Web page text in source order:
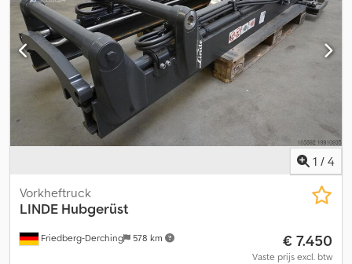
1 / 4
Friedberg-Derching 578 km
Vorkheftruck
LINDE Hubgerüst
€ 7.450
Vaste prijs excl. btw